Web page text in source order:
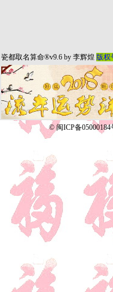
瓷都取名算命®v9.6 by 李辉煌 版权
© 闽ICP备05000184